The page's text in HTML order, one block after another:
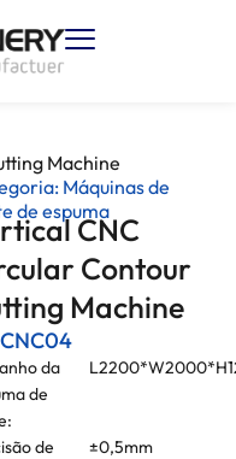
Machine
Máquinas de
de espumaCNC
Contour
Machine
da
de
de
±0,5mm